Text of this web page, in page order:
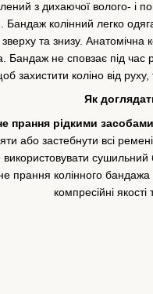
з дихаючої волого- і
колінний легко
та знизу. Анатомічна
Бандаж не сповзає під
захистити коліно від
Як
прання рідкими
або застебнути всі
використовувати
прання колінного бандажа
компресійні якості